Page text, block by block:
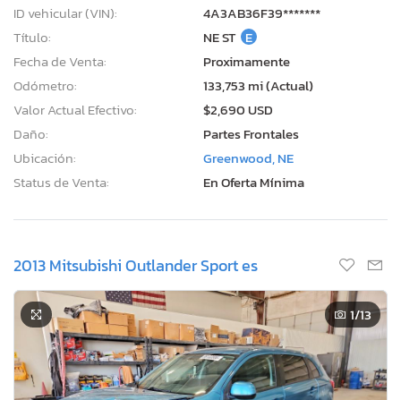
ID vehicular (VIN):
4A3AB36F39*******
Título:
NE ST E
Fecha de Venta:
Proximamente
Odómetro:
133,753 mi (Actual)
Valor Actual Efectivo:
$2,690 USD
Daño:
Partes Frontales
Ubicación:
Greenwood, NE
Status de Venta:
En Oferta Mínima
2013 Mitsubishi Outlander Sport es
1/13